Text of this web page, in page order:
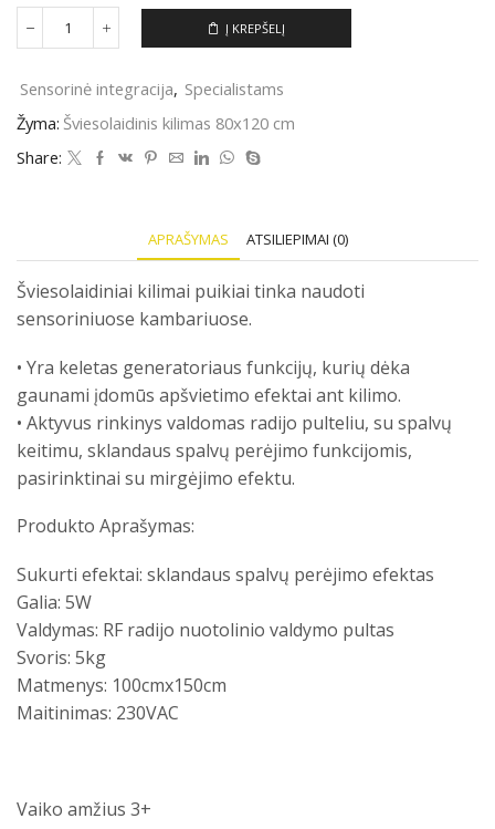
produkto
kilimas
80x120
cm
Į KREPŠELĮ
Sensorinė integracija, Specialistams
Žyma: Šviesolaidinis kilimas 80x120 cm
Share:
APRAŠYMAS ATSILIEPIMAI (0)
Šviesolaidiniai kilimai puikiai tinka naudoti
sensoriniuose kambariuose.
• Yra keletas generatoriaus funkcijų, kurių dėka
gaunami įdomūs apšvietimo efektai ant kilimo.
• Aktyvus rinkinys valdomas radijo pulteliu, su spalvų
keitimu, sklandaus spalvų perėjimo funkcijomis,
pasirinktinai su mirgėjimo efektu.
Produkto Aprašymas:
Sukurti efektai: sklandaus spalvų perėjimo efektas
Galia: 5W
Valdymas: RF radijo nuotolinio valdymo pultas
Svoris: 5kg
Matmenys: 100cmx150cm
Maitinimas: 230VAC
Vaiko amžius 3+